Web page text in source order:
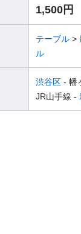
1,500円
テーブル >
ル
渋谷区 - 幡
JR山手線 -